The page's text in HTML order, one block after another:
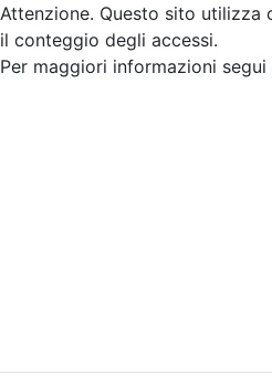
Attenzione. Questo sito
il conteggio degli accessi.
Per maggiori informazioni segui